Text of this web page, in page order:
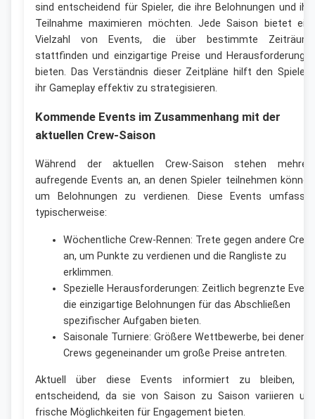
sind entscheidend für Spieler, die ihre Belohnungen und
Teilnahme maximieren möchten. Jede Saison bietet
Vielzahl von Events, die über bestimmte
stattfinden und einzigartige Preise und
bieten. Das Verständnis dieser Zeitpläne hilft den
ihr Gameplay effektiv zu strategisieren.
Kommende Events im Zusammenhang mit der
aktuellen Crew-Saison
Während der aktuellen Crew-Saison stehen
aufregende Events an, an denen Spieler teilnehmen
um Belohnungen zu verdienen. Diese Events
typischerweise:
Wöchentliche Crew-Rennen: Trete gegen andere
an, um Punkte zu verdienen und die Rangliste zu
erklimmen.
Spezielle Herausforderungen: Zeitlich begrenzte
die einzigartige Belohnungen für das Abschließen
spezifischer Aufgaben bieten.
Saisonale Turniere: Größere Wettbewerbe, bei denen
Crews gegeneinander um große Preise antreten.
Aktuell über diese Events informiert zu bleiben,
entscheidend, da sie von Saison zu Saison variieren
frische Möglichkeiten für Engagement bieten.